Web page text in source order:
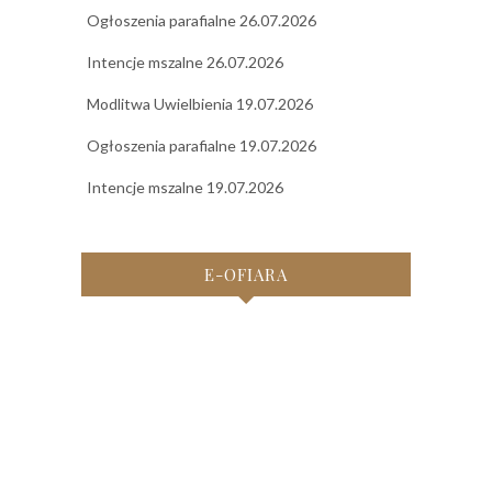
Ogłoszenia parafialne 26.07.2026
Intencje mszalne 26.07.2026
Modlitwa Uwielbienia 19.07.2026
Ogłoszenia parafialne 19.07.2026
Intencje mszalne 19.07.2026
E-OFIARA